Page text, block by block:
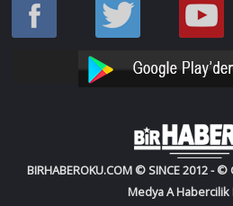
Haber
Oku
Haber
Oku
Bir
Haber
YouTube
BIRHABEROKU.COM © SINCE 2012 -
Medya A Habercilik